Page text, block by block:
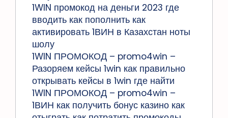
1WIN промокод на деньги 2023 где
вводить как пополнить как
активировать 1ВИН в Казахстан ноты
шолу
1WIN ПРОМОКОД – promo4win –
Разоряем кейсы 1win как правильно
открывать кейсы в 1win где найти
1WIN ПРОМОКОД – promo4win –
1ВИН как получить бонус казино как